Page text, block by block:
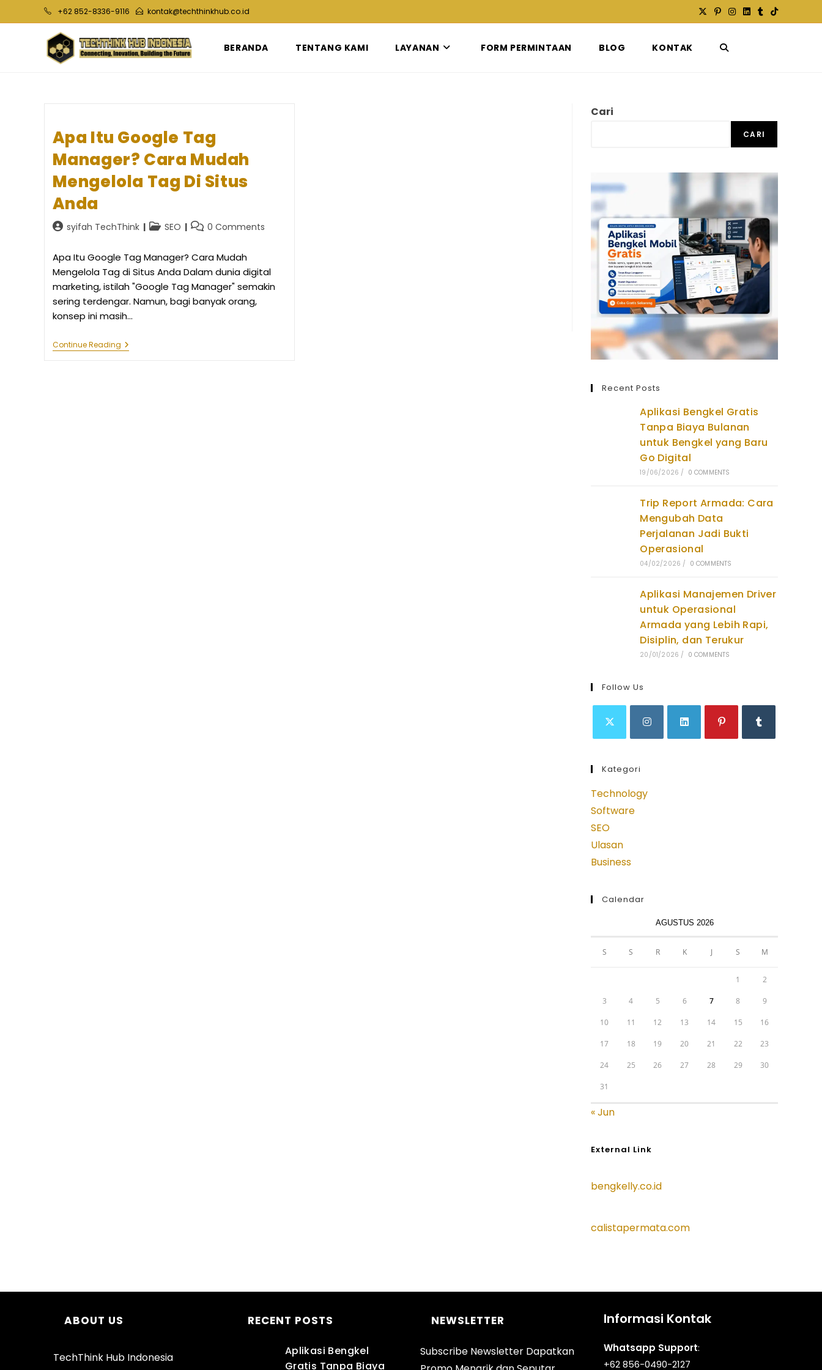
to
+62 852-8336-9116 kontak@techthinkhub.co.id
BERANDA TENTANG KAMI LAYANAN FORM PERMINTAAN BLOG KONTAK TOGGLE
SEARCH
Apa Itu Google Tag
Manager? Cara Mudah
Mengelola Tag Di Situs
Anda
Postsyifah TechThink
PostSEO
Post0 Comments
Apa Itu Google Tag Manager? Cara Mudah
Mengelola Tag di Situs Anda Dalam dunia digital
marketing, istilah "Google Tag Manager" semakin
sering terdengar. Namun, bagi banyak orang,
konsep ini masih…
Continue ReadingApa
Itu
Cari
CARI
Recent Posts
Aplikasi Bengkel Gratis
Tanpa Biaya Bulanan
untuk Bengkel yang Baru
Go Digital
19/06/2026 / 0 COMMENTS
Trip Report Armada: Cara
Mengubah Data
Perjalanan Jadi Bukti
Operasional
04/02/2026 / 0 COMMENTS
Aplikasi Manajemen Driver
untuk Operasional
Armada yang Lebih Rapi,
Disiplin, dan Terukur
20/01/2026 / 0 COMMENTS
Follow Us
a
new
tab
new
tab
Kategori
Technology
Software
SEO
Ulasan
Business
Calendar
AGUSTUS 2026
S S R K J S M
1 2
3 4 5 6 7 8 9
10 11 12 13 14 15 16
17 18 19 20 21 22 23
24 25 26 27 28 29 30
31
« Jun
External Link
bengkelly.co.id
calistapermata.com
ABOUT US
TechThink Hub Indonesia
RECENT POSTS
Aplikasi Bengkel
Gratis Tanpa Biaya
NEWSLETTER
Subscribe Newsletter Dapatkan
Informasi Kontak
Whatsapp Support:
+62 856-0490-2127